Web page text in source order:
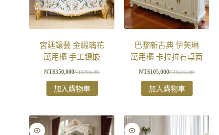
宮廷鑲藝 金緞璃花
萬用櫃 手工鑲嵌
NT$700,000
NT$350,000
加入購物車
巴黎新古典 伊芙琳
萬用櫃 卡拉拉石桌面
NT$210,000
NT$105,000
加入購物車